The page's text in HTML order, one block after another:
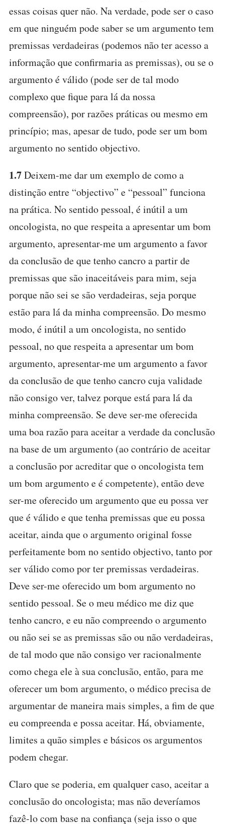
essas coisas quer não. Na verdade, pode ser o caso
em que ninguém pode saber se um argumento tem
premissas verdadeiras (podemos não ter acesso a
informação que confirmaria as premissas), ou se o
argumento é válido (pode ser de tal modo
complexo que fique para lá da nossa
compreensão), por razões práticas ou mesmo em
princípio; mas, apesar de tudo, pode ser um bom
argumento no sentido objectivo.
1.7Deixem-me dar um exemplo de como a
distinção entre “objectivo” e “pessoal” funciona
na prática. No sentido pessoal, é inútil a um
oncologista, no que respeita a apresentar um bom
argumento, apresentar-me um argumento a favor
da conclusão de que tenho cancro a partir de
premissas que são inaceitáveis para mim, seja
porque não sei se são verdadeiras, seja porque
estão para lá da minha compreensão. Do mesmo
modo, é inútil a um oncologista, no sentido
pessoal, no que respeita a apresentar um bom
argumento, apresentar-me um argumento a favor
da conclusão de que tenho cancro cuja validade
não consigo ver, talvez porque está para lá da
minha compreensão. Se deve ser-me oferecida
uma boa razão para aceitar a verdade da conclusão
na base de um argumento (ao contrário de aceitar
a conclusão por acreditar que o oncologista tem
um bom argumento e é competente), então deve
ser-me oferecido um argumento que eu possa ver
que é válido e que tenha premissas que eu possa
aceitar, ainda que o argumento original fosse
perfeitamente bom no sentido objectivo, tanto por
ser válido como por ter premissas verdadeiras.
Deve ser-me oferecido um bom argumento no
sentido pessoal. Se o meu médico me diz que
tenho cancro, e eu não compreendo o argumento
ou não sei se as premissas são ou não verdadeiras,
de tal modo que não consigo ver racionalmente
como chega ele à sua conclusão, então, para me
oferecer um bom argumento, o médico precisa de
argumentar de maneira mais simples, a fim de que
eu compreenda e possa aceitar. Há, obviamente,
limites a quão simples e básicos os argumentos
podem chegar.
Claro que se poderia, em qualquer caso, aceitar a
conclusão do oncologista; mas não deveríamos
fazê-lo com base na confiança (seja isso o que